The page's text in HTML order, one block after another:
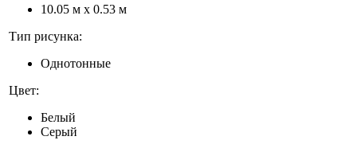
10.05 м x 0.53 м
Тип рисунка:
Однотонные
Цвет:
Белый
Серый